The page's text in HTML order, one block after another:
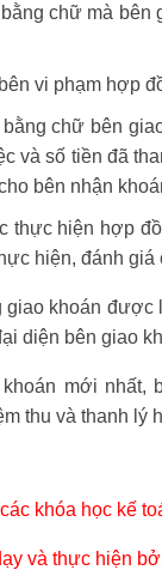
chữ mà
vi phạm hợp
chữ bên
và số tiền đã
bên nhận
thực hiện hợp
hiện, đánh
khoán
diện bên giao
mới nhất,
thu và thanh lý
khóa học kế
và thực hiện